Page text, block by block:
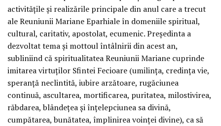
activitățile și realizările principale din anul care a trecut
ale Reuniunii Mariane Eparhiale în domeniile spiritual,
cultural, caritativ, apostolat, ecumenic. Președinta a
dezvoltat tema și mottoul întâlnirii din acest an,
subliniind că spiritualitatea Reuniunii Mariane cuprinde
imitarea virtuților Sfintei Fecioare (umilința, credința vie,
speranță neclintită, iubire arzătoare, rugăciunea
continuă, ascultarea, mortificarea, puritatea, milostivirea,
răbdarea, blândețea și înțelepciunea sa divină,
cumpătarea, bunătatea, împlinirea voinței divine), ca să